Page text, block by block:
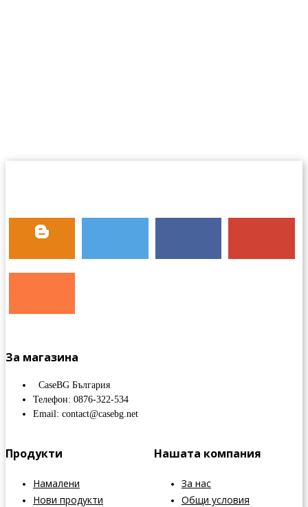
За магазина
CaseBG България
Телефон: 0876-322-534
Email: contact@casebg.net
Продукти
Намалени
Нови продукти
Нашата компания
За нас
Общи условия